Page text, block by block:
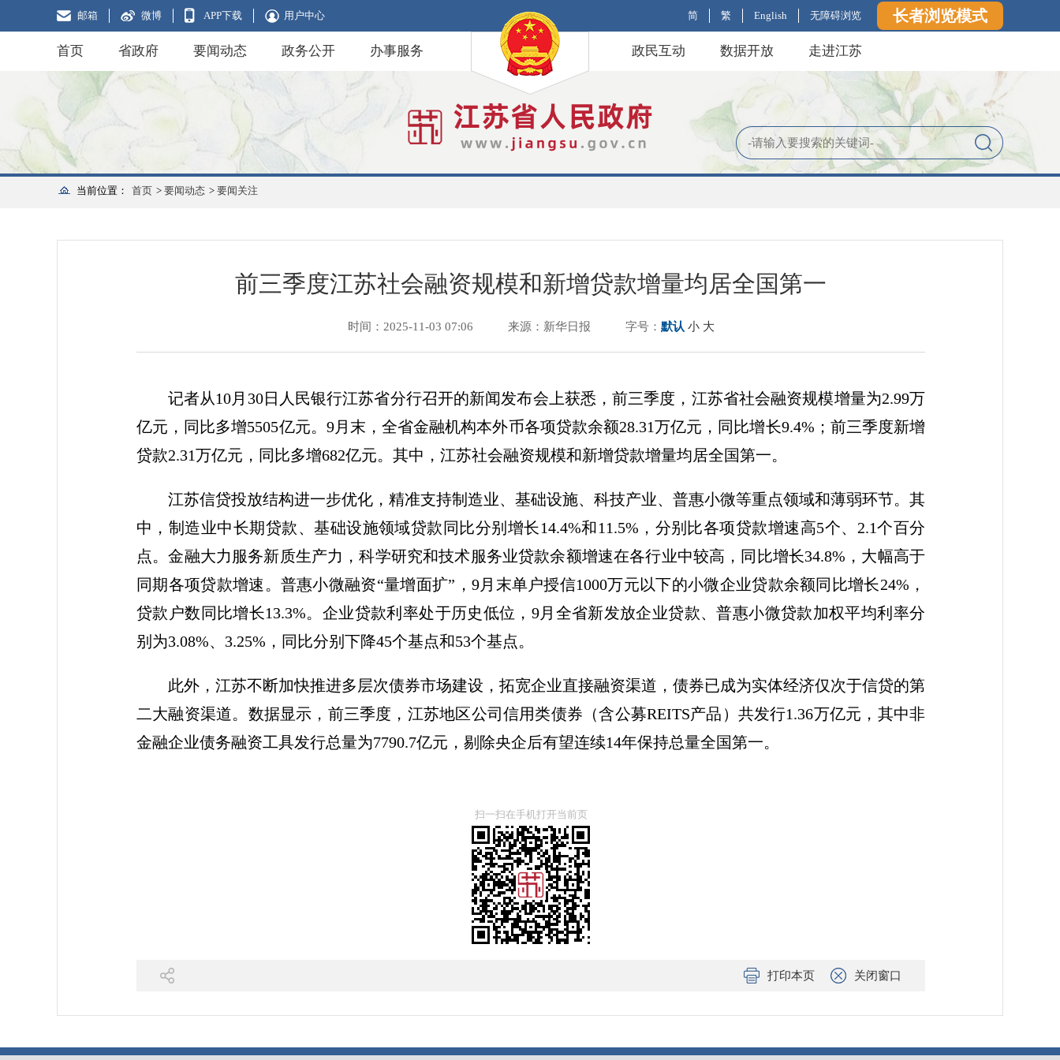
邮箱 微博 APP下载 用户中心 简 繁 English 无障碍浏览 长者浏览模式
首页 省政府 要闻动态 政务公开 办事服务 政民互动 数据开放 走进江苏
当前位置： 首页 > 要闻动态 > 要闻关注
前三季度江苏社会融资规模和新增贷款增量均居全国第一
时间：2025-11-03 07:06 来源：新华日报 字号： 默认 小 大
记者从10月30日人民银行江苏省分行召开的新闻发布会上获悉，前三季度，江苏省社会融资规模增量为2.99万
亿元，同比多增5505亿元。9月末，全省金融机构本外币各项贷款余额28.31万亿元，同比增长9.4%；前三季度新增
贷款2.31万亿元，同比多增682亿元。其中，江苏社会融资规模和新增贷款增量均居全国第一。
江苏信贷投放结构进一步优化，精准支持制造业、基础设施、科技产业、普惠小微等重点领域和薄弱环节。其
中，制造业中长期贷款、基础设施领域贷款同比分别增长14.4%和11.5%，分别比各项贷款增速高5个、2.1个百分
点。金融大力服务新质生产力，科学研究和技术服务业贷款余额增速在各行业中较高，同比增长34.8%，大幅高于
同期各项贷款增速。普惠小微融资“量增面扩”，9月末单户授信1000万元以下的小微企业贷款余额同比增长24%，
贷款户数同比增长13.3%。企业贷款利率处于历史低位，9月全省新发放企业贷款、普惠小微贷款加权平均利率分
别为3.08%、3.25%，同比分别下降45个基点和53个基点。
此外，江苏不断加快推进多层次债券市场建设，拓宽企业直接融资渠道，债券已成为实体经济仅次于信贷的第
二大融资渠道。数据显示，前三季度，江苏地区公司信用类债券（含公募REITS产品）共发行1.36万亿元，其中非
金融企业债务融资工具发行总量为7790.7亿元，剔除央企后有望连续14年保持总量全国第一。
扫一扫在手机打开当前页
打印本页 关闭窗口